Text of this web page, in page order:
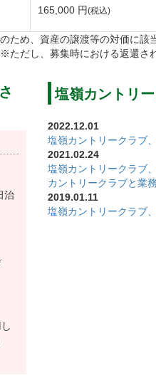
、下記のプレー料金で
メンバー料金＋2,200円
令和4年11月30日を以って
改定後】440,000円（税込
165,000 円(税込)
ため、資産の譲渡等の対価に該
※ただし、募集時における返還さ
治
塩嶺カントリ
2022.12.01
塩嶺カントリークラブ
2021.02.24
塩嶺カントリークラブ
カントリークラブと業務
2019.01.11
塩嶺カントリークラブ